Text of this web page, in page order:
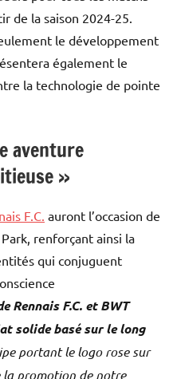
de la saison 2024-25.
le développement
également le
la technologie de pointe
aventure
»
F.C. auront l’occasion de
renforçant ainsi la
qui conjuguent
Rennais F.C. et BWT
solide basé sur le long
portant le logo rose sur
promotion de notre